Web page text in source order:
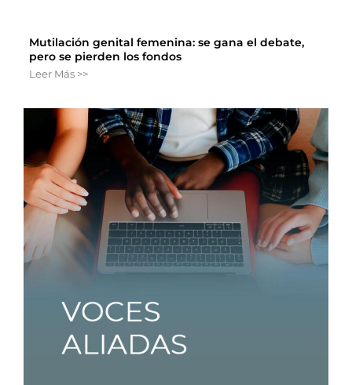
Mutilación genital femenina: se gana el debate,
pero se pierden los fondos
Leer Más >>